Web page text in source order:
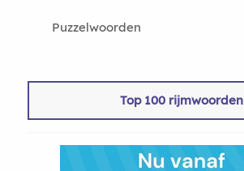
Puzzelwoorden
Top 100 rijmwoorden